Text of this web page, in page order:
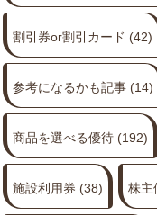
割引券or割引カード (42)
参考になるかも記事 (14)
商品を選べる優待 (192)
施設利用券 (38) 株主